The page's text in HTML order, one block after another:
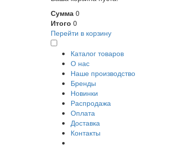
Сумма 0
Итого 0
Перейти в корзину
Каталог товаров
О нас
Наше производство
Бренды
Новинки
Распродажа
Оплата
Доставка
Контакты